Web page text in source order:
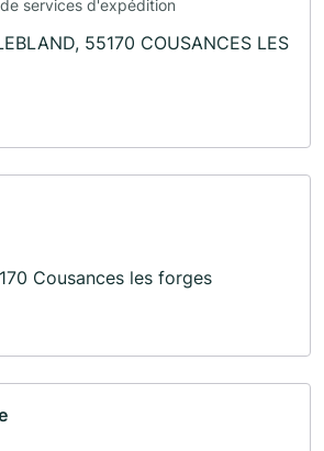
services d'expédition
55170 COUSANCES LES
Cousances les forges